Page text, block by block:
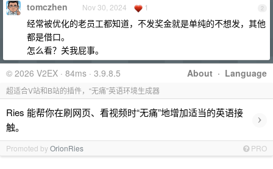
2
tomczhen Nov 30, 2024 1
经常被优化的老员工都知道，不发奖金就是单纯的不想发，其他
都是借口。
怎么看？关我屁事。
About · Language
© 2026 V2EX · 84ms · 3.9.8.5
超适合V站和B站的插件，“无痛”英语环境生成器
Ries 能帮你在刷网页、看视频时“无痛”地增加适当的英语接
触。
›
Promoted byOrionRies PRO